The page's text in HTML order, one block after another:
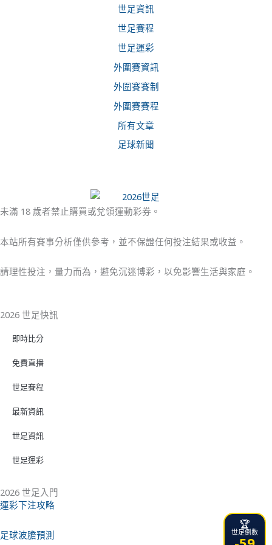
世足資訊
世足賽程
世足運彩
外圍賽資訊
外圍賽賽制
外圍賽賽程
所有文章
足球新聞
未滿 18 歲者禁止購買或兌領運動彩券。
本站所有賽事分析僅供參考，並不保證任何投注結果或收益。
請理性投注，量力而為，避免沉迷博彩，以免影響生活與家庭。
2026 世足快訊
即時比分
免費直播
世足賽程
最新資訊
世足資訊
世足運彩
2026 世足入門
運彩下注攻略
足球波膽預測
🏆
世足倒數